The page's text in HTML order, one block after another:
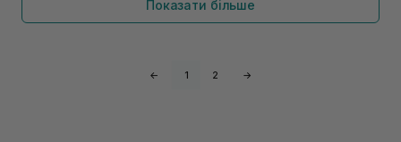
Показати більше
← 1 2 →